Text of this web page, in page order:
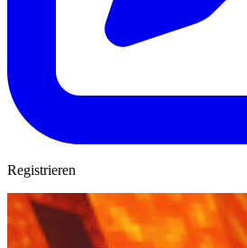
Registrieren